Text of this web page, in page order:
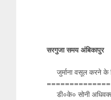
सरगुजा समय अंबिकापुर
जुर्माना वसूल करने के
डी०के० सोनी